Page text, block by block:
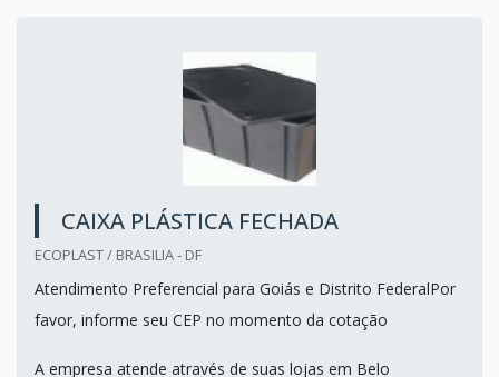
CAIXA PLÁSTICA FECHADA
ECOPLAST / BRASILIA - DF
Atendimento Preferencial para Goiás e Distrito FederalPor
favor, informe seu CEP no momento da cotação
A empresa atende através de suas lojas em Belo